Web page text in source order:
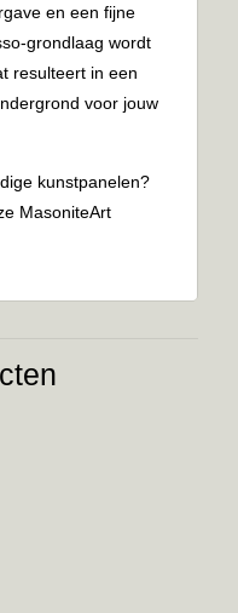
en een fijne
grondlaag wordt
resulteert in een
voor jouw
kunstpanelen?
MasoniteArt